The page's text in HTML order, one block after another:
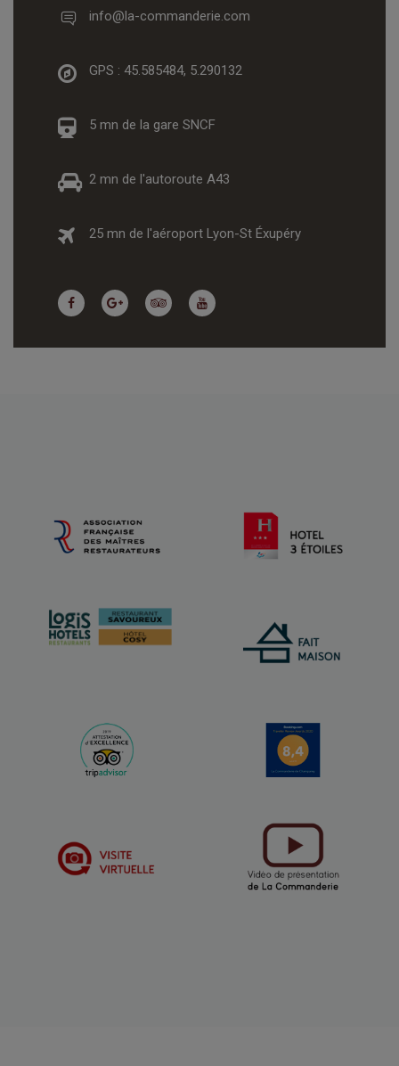
info@la-commanderie.com
GPS : 45.585484, 5.290132
5 mn de la gare SNCF
2 mn de l'autoroute A43
25 mn de l'aéroport Lyon-St Éxupéry